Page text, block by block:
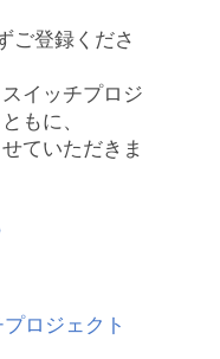
ご登録くださ
イッチプロジ
もに、
ていただきま